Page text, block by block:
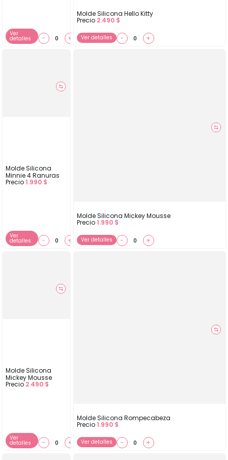
Ver
detalles − +
Molde Silicona Hello Kitty
Precio 2.490 $
Ver detalles − +
⇆
Molde Silicona
Minnie 4 Ranuras
Precio 1.990 $
Ver
detalles − +
⇆
Molde Silicona Mickey Mousse
Precio 1.990 $
Ver detalles − +
⇆
Molde Silicona
Mickey Mousse
Precio2.490 $
Ver
detalles − +
⇆
Molde Silicona Rompecabeza
Precio 1.990 $
Ver detalles − +